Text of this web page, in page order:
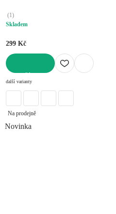
(1)
Skladem
299 Kč
další varianty
Na prodejně
Novinka